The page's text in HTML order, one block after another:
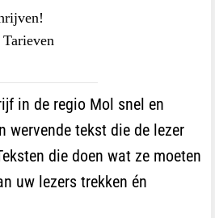
Tarieven
in de regio Mol snel en
wervende tekst die de lezer
die doen wat ze moeten
uw lezers trekken én